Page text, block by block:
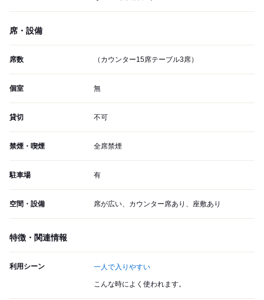
席・設備
席数 （カウンター15席テーブル3席）
個室 無
貸切 不可
禁煙・喫煙 全席禁煙
駐車場 有
空間・設備 席が広い、カウンター席あり、座敷あり
特徴・関連情報
利用シーン 一人で入りやすい
こんな時によく使われます。